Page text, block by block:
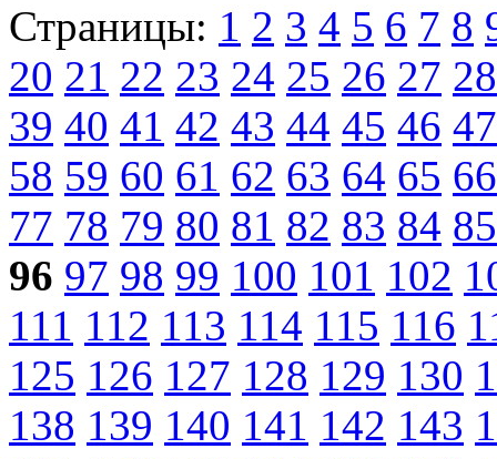
Страницы: 1 2 3 4 5 6 7 8
20 21 22 23 24 25 26 27 28
39 40 41 42 43 44 45 46 47
58 59 60 61 62 63 64 65 66
77 78 79 80 81 82 83 84 85
96 97 98 99 100 101 102
111 112 113 114 115 116
125 126 127 128 129 130
138 139 140 141 142 143